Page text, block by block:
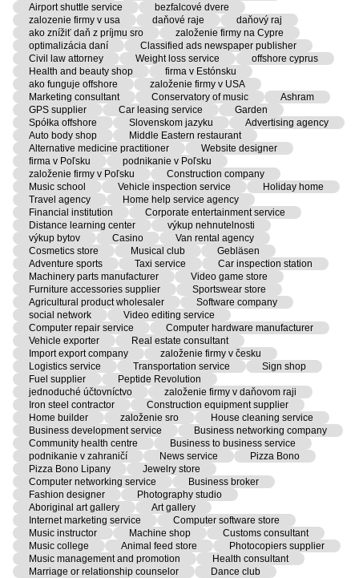
Airport shuttle service
bezfalcové dvere
zalozenie firmy v usa
daňové raje
daňový raj
ako znížiť daň z príjmu sro
založenie firmy na Cypre
optimalizácia daní
Classified ads newspaper publisher
Civil law attorney
Weight loss service
offshore cyprus
Health and beauty shop
firma v Estónsku
ako funguje offshore
založenie firmy v USA
Marketing consultant
Conservatory of music
Ashram
GPS supplier
Car leasing service
Garden
Spółka offshore
Slovenskom jazyku
Advertising agency
Auto body shop
Middle Eastern restaurant
Alternative medicine practitioner
Website designer
firma v Poľsku
podnikanie v Poľsku
založenie firmy v Poľsku
Construction company
Music school
Vehicle inspection service
Holiday home
Travel agency
Home help service agency
Financial institution
Corporate entertainment service
Distance learning center
výkup nehnutelnosti
výkup bytov
Casino
Van rental agency
Cosmetics store
Musical club
Gebläsen
Adventure sports
Taxi service
Car inspection station
Machinery parts manufacturer
Video game store
Furniture accessories supplier
Sportswear store
Agricultural product wholesaler
Software company
social network
Video editing service
Computer repair service
Computer hardware manufacturer
Vehicle exporter
Real estate consultant
Import export company
založenie firmy v česku
Logistics service
Transportation service
Sign shop
Fuel supplier
Peptide Revolution
jednoduché účtovníctvo
založenie firmy v daňovom raji
Iron steel contractor
Construction equipment supplier
Home builder
založenie sro
House cleaning service
Business development service
Business networking company
Community health centre
Business to business service
podnikanie v zahraničí
News service
Pizza Bono
Pizza Bono Lipany
Jewelry store
Computer networking service
Business broker
Fashion designer
Photography studio
Aboriginal art gallery
Art gallery
Internet marketing service
Computer software store
Music instructor
Machine shop
Customs consultant
Music college
Animal feed store
Photocopiers supplier
Music management and promotion
Health consultant
Marriage or relationship counselor
Dance club